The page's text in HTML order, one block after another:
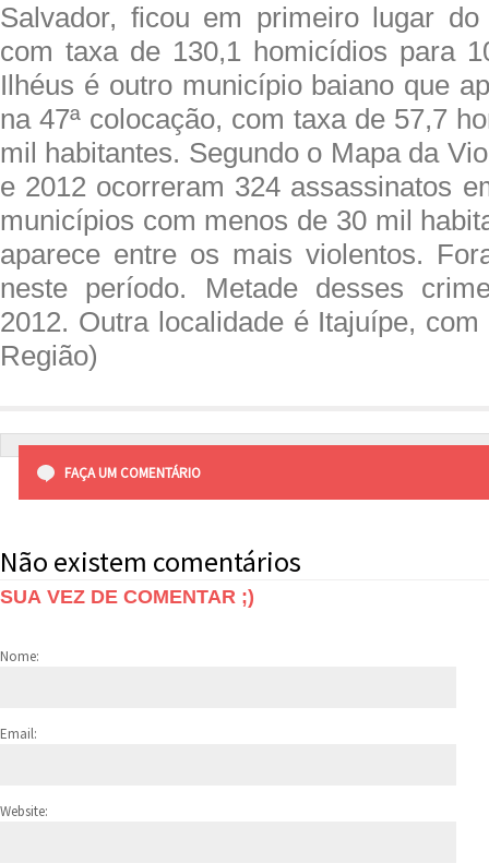
Salvador, ficou em primeiro lugar do
com taxa de 130,1 homicídios para
Ilhéus é outro município baiano que
na 47ª colocação, com taxa de 57,7
mil habitantes. Segundo o Mapa da
e 2012 ocorreram 324 assassinatos
municípios com menos de 30 mil
aparece entre os mais violentos.
neste período. Metade desses
2012. Outra localidade é Itajuípe,
Região)
FAÇA UM COMENTÁRIO
Não existem comentários
SUA VEZ DE COMENTAR ;)
Nome:
Email:
Website: